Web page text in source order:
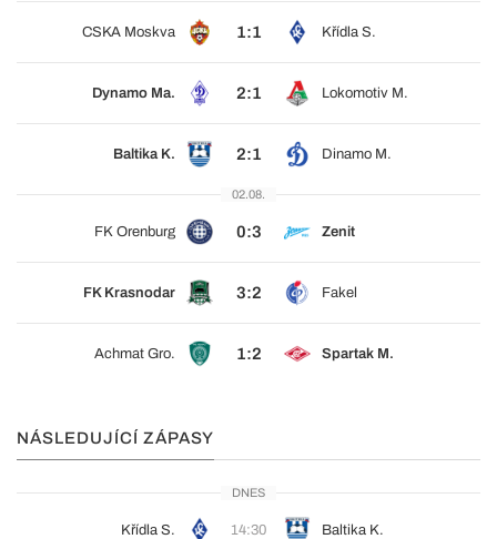
CSKA Moskva 1:1 Křídla S.
Dynamo Ma. 2:1 Lokomotiv M.
Baltika K. 2:1 Dinamo M.
02.08.
FK Orenburg 0:3 Zenit
FK Krasnodar 3:2 Fakel
Achmat Gro. 1:2 Spartak M.
NÁSLEDUJÍCÍ ZÁPASY
DNES
Křídla S. 14:30 Baltika K.